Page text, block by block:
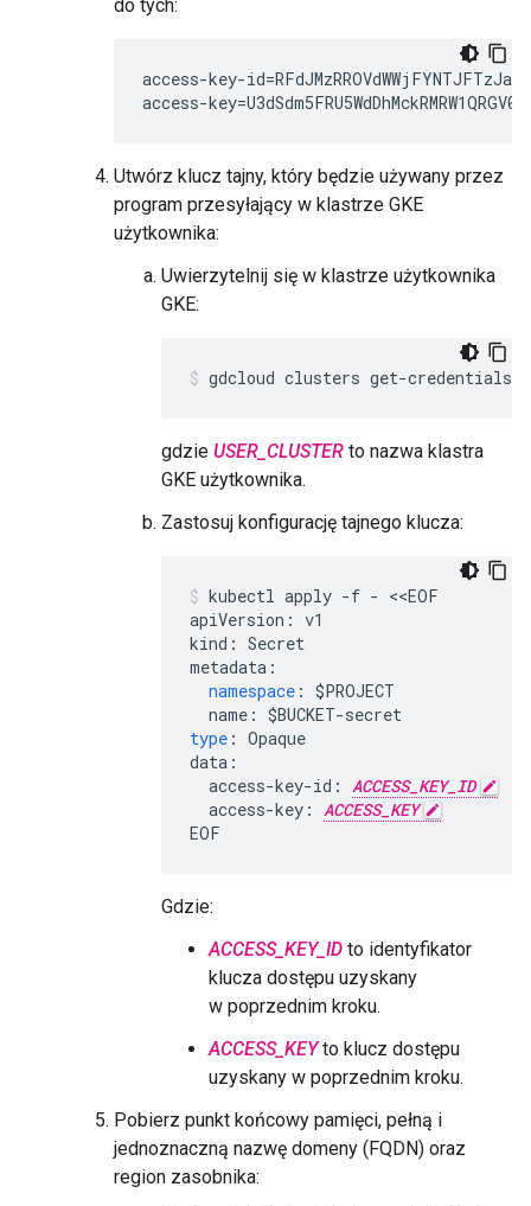
do tych:
access-key-
access-
Utwórz klucz tajny, który będzie używany przez
program przesyłający w klastrze GKE
użytkownika:
Uwierzytelnij się w klastrze użytkownika
GKE:
gdcloud clusters get-credentials
gdzie USER_CLUSTER to nazwa klastra
GKE użytkownika.
Zastosuj konfigurację tajnego klucza:
kubectl apply -f - <<EOF
apiVersion : v1
kind : Secret
metadata :
namespace : $PROJECT
name : $BUCKET-secret
type : Opaque
data :
access-key-id : ACCESS_KEY_ID
access-key : ACCESS_KEY
EOF
Gdzie:
ACCESS_KEY_ID to identyfikator
klucza dostępu uzyskany
w poprzednim kroku.
ACCESS_KEYto klucz dostępu
uzyskany w poprzednim kroku.
Pobierz punkt końcowy pamięci, pełną i
jednoznaczną nazwę domeny (FQDN) oraz
region zasobnika: